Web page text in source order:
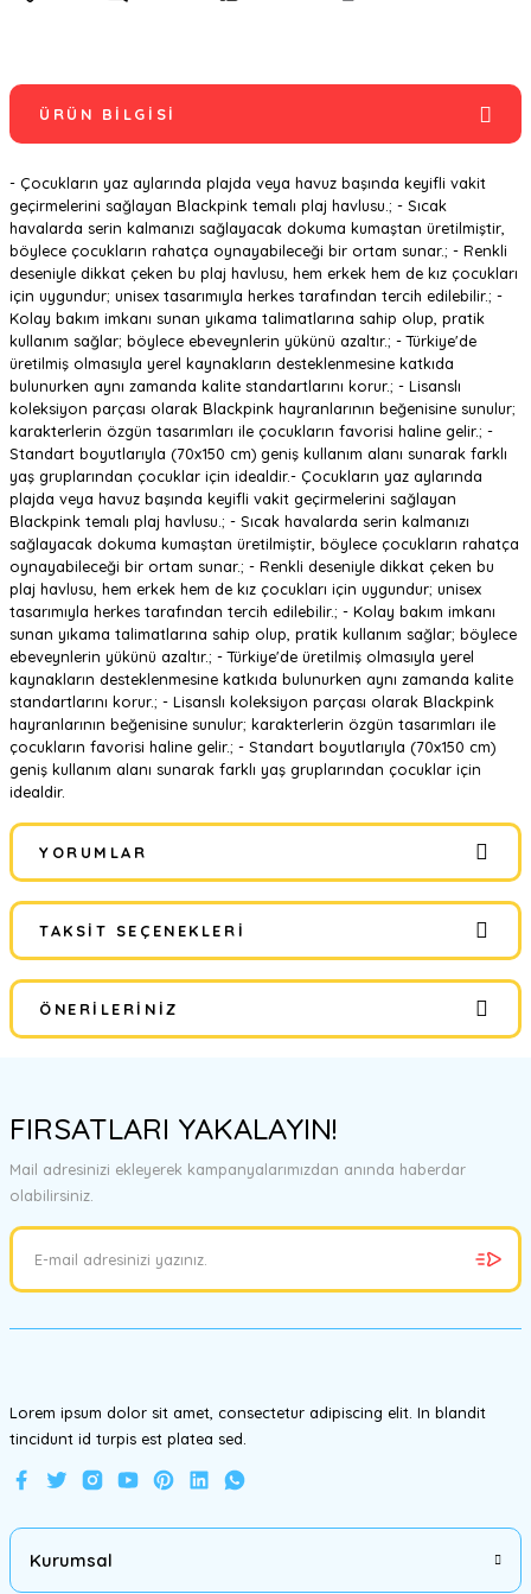
ÜRÜN BILGISI
- Çocukların yaz aylarında plajda veya havuz başında keyifli vakit
geçirmelerini sağlayan Blackpink temalı plaj havlusu.; - Sıcak
havalarda serin kalmanızı sağlayacak dokuma kumaştan üretilmiştir,
böylece çocukların rahatça oynayabileceği bir ortam sunar.; - Renkli
deseniyle dikkat çeken bu plaj havlusu, hem erkek hem de kız çocukları
için uygundur; unisex tasarımıyla herkes tarafından tercih edilebilir.; -
Kolay bakım imkanı sunan yıkama talimatlarına sahip olup, pratik
kullanım sağlar; böylece ebeveynlerin yükünü azaltır.; - Türkiye'de
üretilmiş olmasıyla yerel kaynakların desteklenmesine katkıda
bulunurken aynı zamanda kalite standartlarını korur.; - Lisanslı
koleksiyon parçası olarak Blackpink hayranlarının beğenisine sunulur;
karakterlerin özgün tasarımları ile çocukların favorisi haline gelir.; -
Standart boyutlarıyla (70x150 cm) geniş kullanım alanı sunarak farklı
yaş gruplarından çocuklar için idealdir.- Çocukların yaz aylarında
plajda veya havuz başında keyifli vakit geçirmelerini sağlayan
Blackpink temalı plaj havlusu.; - Sıcak havalarda serin kalmanızı
sağlayacak dokuma kumaştan üretilmiştir, böylece çocukların rahatça
oynayabileceği bir ortam sunar.; - Renkli deseniyle dikkat çeken bu
plaj havlusu, hem erkek hem de kız çocukları için uygundur; unisex
tasarımıyla herkes tarafından tercih edilebilir.; - Kolay bakım imkanı
sunan yıkama talimatlarına sahip olup, pratik kullanım sağlar; böylece
ebeveynlerin yükünü azaltır.; - Türkiye'de üretilmiş olmasıyla yerel
kaynakların desteklenmesine katkıda bulunurken aynı zamanda kalite
standartlarını korur.; - Lisanslı koleksiyon parçası olarak Blackpink
hayranlarının beğenisine sunulur; karakterlerin özgün tasarımları ile
çocukların favorisi haline gelir.; - Standart boyutlarıyla (70x150 cm)
geniş kullanım alanı sunarak farklı yaş gruplarından çocuklar için
idealdir.
YORUMLAR
Bu ürüne ilk yorumu siz yapın!
Yorum Yaz
TAKSIT SEÇENEKLERI
ÖNERILERINIZ
tarafımıza iletebilirsiniz.
Görüş ve önerileriniz için teşekkür ederiz.
Ürün resmi kalitesiz, bozuk veya görüntülenemiyor.
Ürün bilgilerinde hatalar bulunuyor.
FIRSATLARI YAKALAYIN!
Mail adresinizi ekleyerek kampanyalarımızdan anında haberdar
olabilirsiniz.
Lorem ipsum dolor sit amet, consectetur adipiscing elit. In blandit
tincidunt id turpis est platea sed.
Kurumsal